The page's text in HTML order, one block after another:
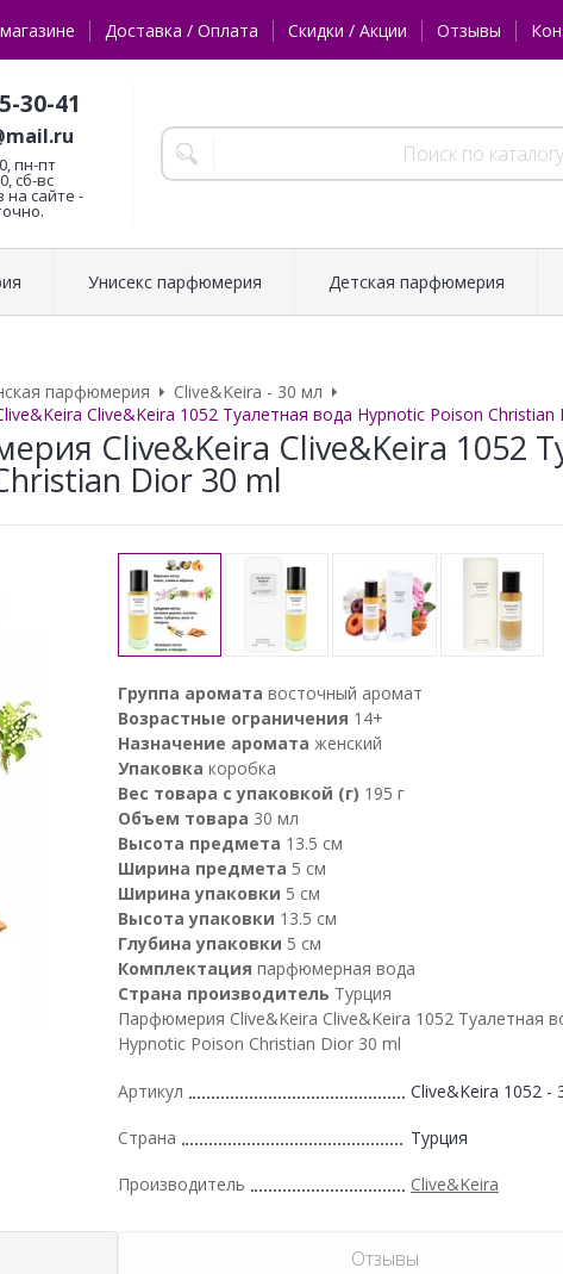
Доставка / Оплата Скидки / Акции Отзывы
30-41
пн-пт
сб-вс
на сайте -
Унисекс парфюмерия Детская парфюмерия
парфюмерия
Clive&Keira - 30 мл
Clive&Keira 1052 Туалетная вода Hypnotic Poison Christian
Clive&Keira Clive&Keira 1052
Dior 30 ml
Группа аромата восточный аромат
Возрастные ограничения 14+
Назначение аромата женский
Упаковка коробка
Вес товара с упаковкой (г) 195 г
Объем товара 30 мл
Высота предмета 13.5 см
Ширина предмета 5 см
Ширина упаковки 5 см
Высота упаковки 13.5 см
Глубина упаковки 5 см
Комплектация парфюмерная вода
Страна производитель Турция
Парфюмерия Clive&Keira Clive&Keira 1052 Туалетная
Hypnotic Poison Christian Dior 30 ml
Артикул Clive&Keira 1052 -
Страна Турция
Производитель Clive&Keira
Отзывы